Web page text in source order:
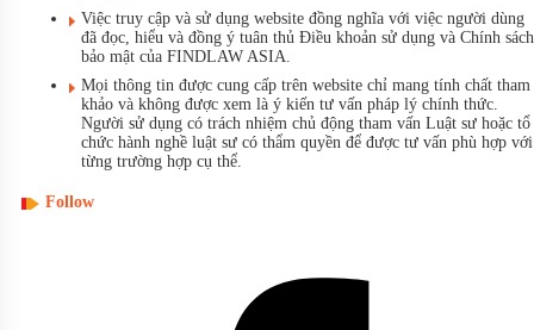
Việc truy cập và sử dụng website đồng nghĩa với việc người dùng
đã đọc, hiểu và đồng ý tuân thủ Điều khoản sử dụng và Chính sách
bảo mật của FINDLAW ASIA.
Mọi thông tin được cung cấp trên website chỉ mang tính chất tham
khảo và không được xem là ý kiến tư vấn pháp lý chính thức.
Người sử dụng có trách nhiệm chủ động tham vấn Luật sư hoặc tổ
chức hành nghề luật sư có thẩm quyền để được tư vấn phù hợp với
từng trường hợp cụ thể.
Follow